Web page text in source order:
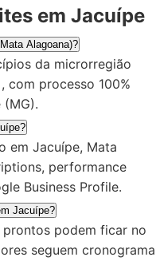
em Jacuípe
Alagoana)?
da microrregião
com processo 100%
em Jacuípe, Mata
performance
Business Profile.
Jacuípe?
podem ficar no
seguem cronograma